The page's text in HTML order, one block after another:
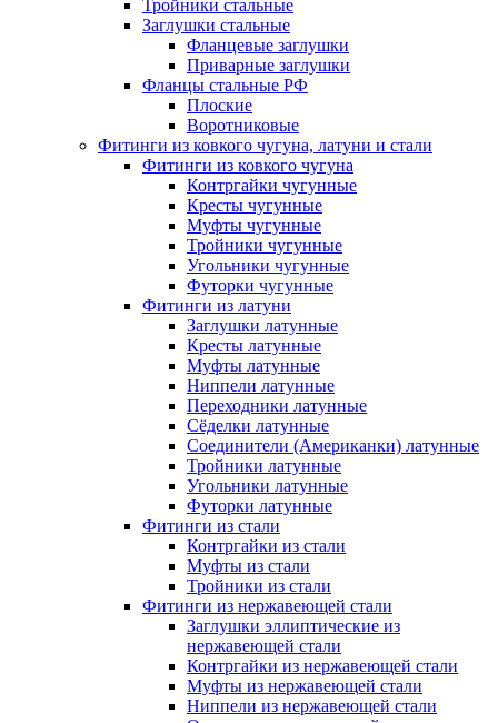
Тройники стальные
Заглушки стальные
Фланцевые заглушки
Приварные заглушки
Фланцы стальные РФ
Плоские
Воротниковые
Фитинги из ковкого чугуна, латуни и стали
Фитинги из ковкого чугуна
Контргайки чугунные
Кресты чугунные
Муфты чугунные
Тройники чугунные
Угольники чугунные
Футорки чугунные
Фитинги из латуни
Заглушки латунные
Кресты латунные
Муфты латунные
Ниппели латунные
Переходники латунные
Сёделки латунные
Соединители (Американки) латунные
Тройники латунные
Угольники латунные
Футорки латунные
Фитинги из стали
Контргайки из стали
Муфты из стали
Тройники из стали
Фитинги из нержавеющей стали
Заглушки эллиптические из
нержавеющей стали
Контргайки из нержавеющей стали
Муфты из нержавеющей стали
Ниппели из нержавеющей стали